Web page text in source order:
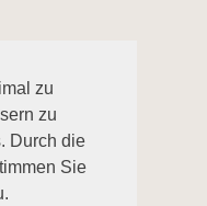
zu
zu
Durch die
Sie